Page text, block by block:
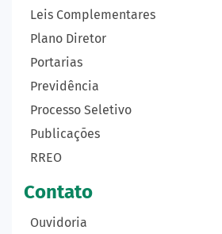
Leis Complementares
Plano Diretor
Portarias
Previdência
Processo Seletivo
Publicações
RREO
Contato
Ouvidoria